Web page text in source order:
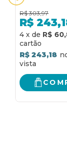
R$ 303,97
R$
4 x de R$
R$ 243,18